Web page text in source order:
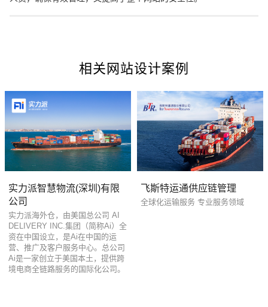
相关网站设计案例
实力派智慧物流(深圳)有限
公司
实力派海外仓，由美国总公司 AI
DELIVERY INC.集团（简称Ai）全
资在中国设立，是Ai在中国的运
营、推广及客户服务中心。总公司
Ai是一家创立于美国本土，提供跨
境电商全链路服务的国际化公司。
飞斯特运通供应链管理
全球化运输服务 专业服务领域
您的预算 1万-3万 3万-5万 5万-8万